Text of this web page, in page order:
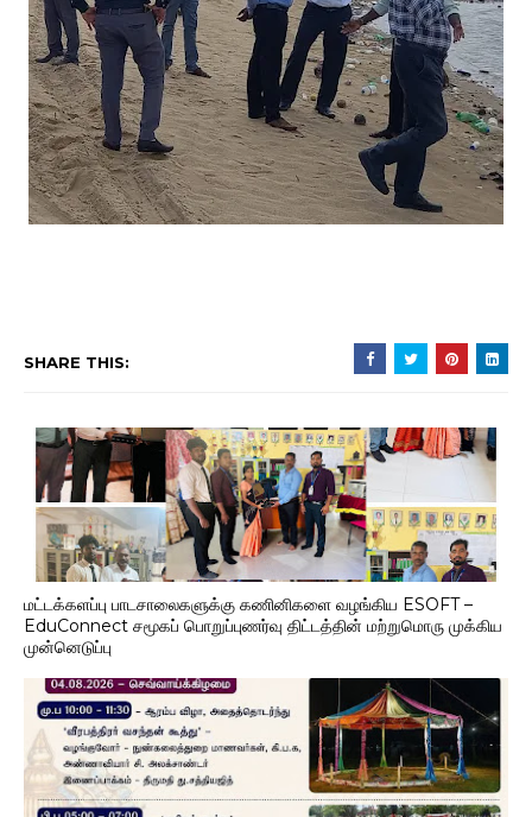
SHARE THIS:
மட்டக்களப்பு பாடசாலைகளுக்கு கணினிகளை வழங்கிய ESOFT –
EduConnect சமூகப் பொறுப்புணர்வு திட்டத்தின் மற்றுமொரு முக்கிய
முன்னெடுப்பு